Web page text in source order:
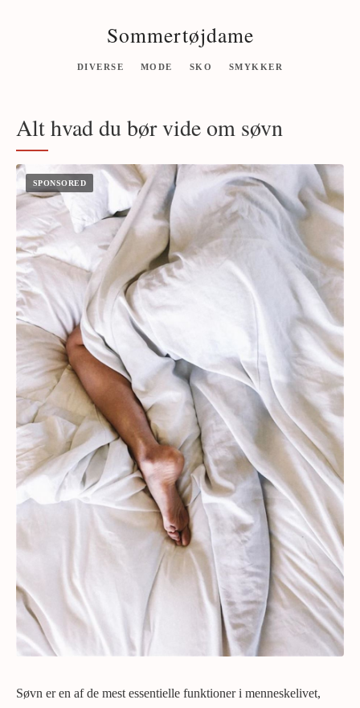
Sommertøjdame
DIVERSE MODE SKO SMYKKER
Alt hvad du bør vide om søvn
Søvn er en af de mest essentielle funktioner i menneskelivet,